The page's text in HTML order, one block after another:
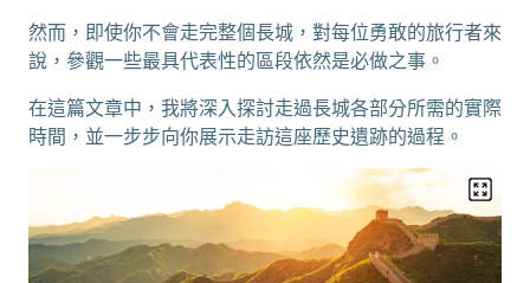
然而，即使你不會走完整個長城，對每位勇敢的旅行者來
說，參觀一些最具代表性的區段依然是必做之事。
在這篇文章中，我將深入探討走過長城各部分所需的實際
時間，並一步步向你展示走訪這座歷史遺跡的過程。